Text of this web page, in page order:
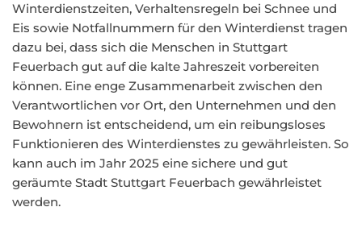
Winterdienstzeiten, Verhaltensregeln bei Schnee und
Eis sowie Notfallnummern für den Winterdienst tragen
dazu bei, dass sich die Menschen in Stuttgart
Feuerbach gut auf die kalte Jahreszeit vorbereiten
können. Eine enge Zusammenarbeit zwischen den
Verantwortlichen vor Ort, den Unternehmen und den
Bewohnern ist entscheidend, um ein reibungsloses
Funktionieren des Winterdienstes zu gewährleisten. So
kann auch im Jahr 2025 eine sichere und gut
geräumte Stadt Stuttgart Feuerbach gewährleistet
werden.